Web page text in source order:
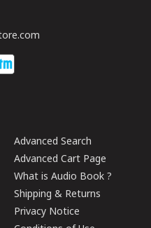
Advanced Search
Advanced Cart Page
What is Audio Book ?
Shipping & Returns
Privacy Notice